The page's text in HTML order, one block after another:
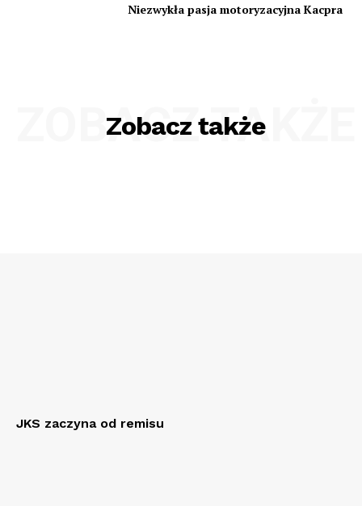
Niezwykła pasja motoryzacyjna Kacpra
Zobacz także
ZOBACZ TAKŻE
JKS zaczyna od remisu